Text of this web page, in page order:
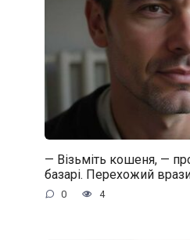
— Візьміть кошеня, —
базарі. Перехожий
0 4